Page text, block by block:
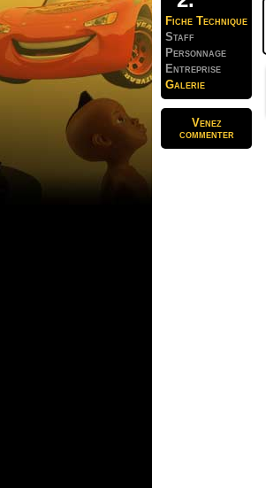
Fiche Technique
Staff
Personnage
Entreprise
Galerie
Venez
commenter